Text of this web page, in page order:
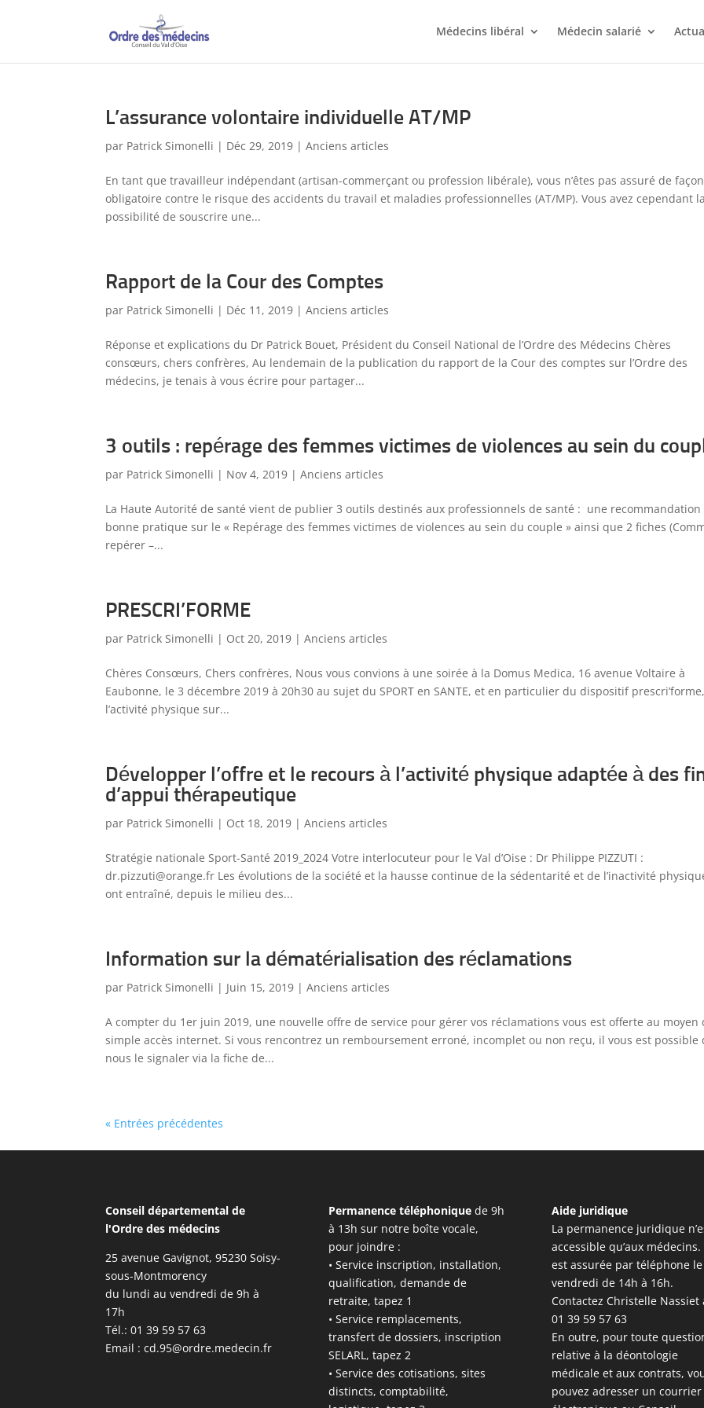
Médecins libéral Médecin salarié
L’assurance volontaire individuelle AT/MP
par Patrick Simonelli | Déc 29, 2019 |Anciens articles
En tant que travailleur indépendant (artisan-commerçant ou profession libérale), vous n’êtes pas assuré de façon
obligatoire contre le risque des accidents du travail et maladies professionnelles (AT/MP). Vous avez cependant la
possibilité de souscrire une...
Rapport de la Cour des Comptes
par Patrick Simonelli | Déc 11, 2019 |Anciens articles
Réponse et explications du Dr Patrick Bouet, Président du Conseil National de l’Ordre des Médecins Chères
consœurs, chers confrères, Au lendemain de la publication du rapport de la Cour des comptes sur l’Ordre des
médecins, je tenais à vous écrire pour partager...
3 outils : repérage des femmes victimes de violences au sein du
par Patrick Simonelli | Nov 4, 2019 |Anciens articles
La Haute Autorité de santé vient de publier 3 outils destinés aux professionnels de santé : une recommandation
bonne pratique sur le « Repérage des femmes victimes de violences au sein du couple » ainsi que 2 fiches
repérer –...
PRESCRI’FORME
par Patrick Simonelli | Oct 20, 2019 |Anciens articles
Chères Consœurs, Chers confrères, Nous vous convions à une soirée à la Domus Medica, 16 avenue Voltaire à
Eaubonne, le 3 décembre 2019 à 20h30 au sujet du SPORT en SANTE, et en particulier du dispositif prescri’forme,
l’activité physique sur...
Développer l’offre et le recours à l’activité physique adaptée à des
d’appui thérapeutique
par Patrick Simonelli | Oct 18, 2019 |Anciens articles
Stratégie nationale Sport-Santé 2019_2024 Votre interlocuteur pour le Val d’Oise : Dr Philippe PIZZUTI :
dr.pizzuti@orange.fr Les évolutions de la société et la hausse continue de la sédentarité et de l’inactivité
ont entraîné, depuis le milieu des...
Information sur la dématérialisation des réclamations
par Patrick Simonelli | Juin 15, 2019 |Anciens articles
A compter du 1er juin 2019, une nouvelle offre de service pour gérer vos réclamations vous est offerte au moyen
simple accès internet. Si vous rencontrez un remboursement erroné, incomplet ou non reçu, il vous est possible
nous le signaler via la fiche de...
« Entrées précédentes
Conseil départemental de
l'Ordre des médecins
25 avenue Gavignot, 95230 Soisy-
sous-Montmorency
du lundi au vendredi de 9h à
17h
Tél.: 01 39 59 57 63
Email :cd.95@ordre.medecin.fr
Permanence téléphoniquede 9h
à 13h sur notre boîte vocale,
pour joindre :
• Service inscription, installation,
qualification, demande de
retraite, tapez 1
• Service remplacements,
transfert de dossiers, inscription
SELARL, tapez 2
• Service des cotisations, sites
distincts, comptabilité,
Aide juridique
La permanence juridique
accessible qu’aux médecins.
est assurée par téléphone le
vendredi de 14h à 16h.
Contactez Christelle Nassiet
01 39 59 57 63
En outre, pour toute
relative à la déontologie
médicale et aux contrats,
pouvez adresser un courrier